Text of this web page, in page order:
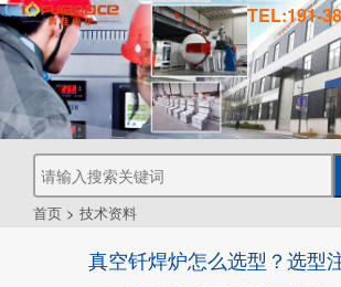
TEL:191-
首页 > 技术资料
真空钎焊炉怎么选型？选型
真
空管
真
空
钎
焊
炉
真
空
烧
结
空
热
处